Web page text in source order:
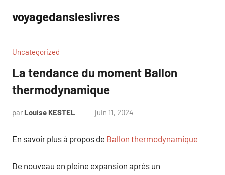
contenu
voyagedansleslivres
Uncategorized
La tendance du moment Ballon
thermodynamique
par Louise KESTEL juin 11, 2024
En savoir plus à propos de Ballon thermodynamique
De nouveau en pleine expansion après un